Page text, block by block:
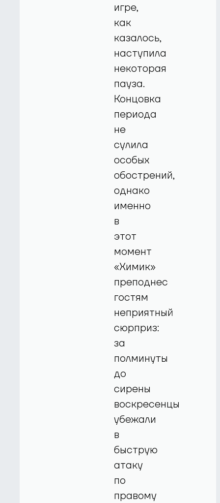
игре,
как
казалось,
наступила
некоторая
пауза.
Концовка
периода
не
сулила
особых
обострений,
однако
именно
в
этот
момент
«Химик»
преподнес
гостям
неприятный
сюрприз:
за
полминуты
до
сирены
воскресенцы
убежали
в
быструю
атаку
по
правому